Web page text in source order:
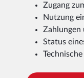
Zugang
Nutzung
Zahlungen
Status